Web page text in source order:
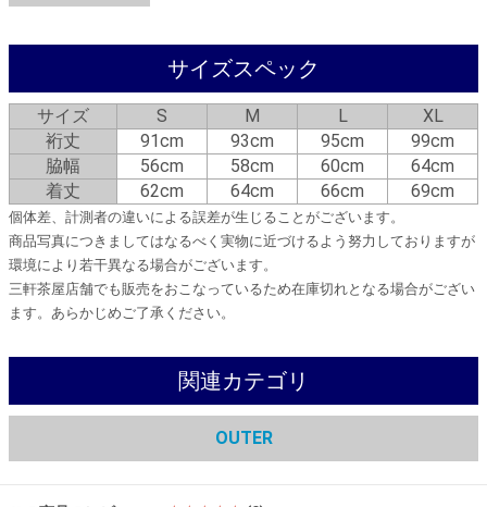
サイズスペック
サイズ S M L
XL
裄丈
91cm 93cm 95cm
99cm
脇幅
56cm 58cm 60cm
64cm
着丈
62cm 64cm 66cm 69cm
個体差、計測者の違いによる誤差が生じることがございます。
商品写真につきましてはなるべく実物に近づけるよう努力しておりますが
環境により若干異なる場合がございます。
三軒茶屋店舗でも販売をおこなっているため在庫切れとなる場合がござい
ます。あらかじめご了承ください。
関連カテゴリ
OUTER